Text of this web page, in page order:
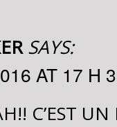
SAYS:
AT 17 H
C’EST